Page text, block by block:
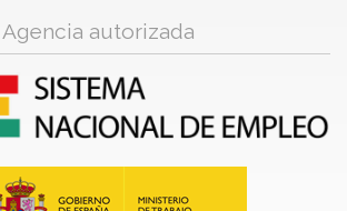
Agencia autorizada